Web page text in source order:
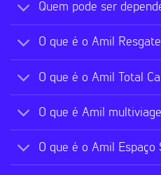
Quem pode ser
O que é o Amil
O que é o Amil Total
O que é Amil
O que é o Amil Espaço